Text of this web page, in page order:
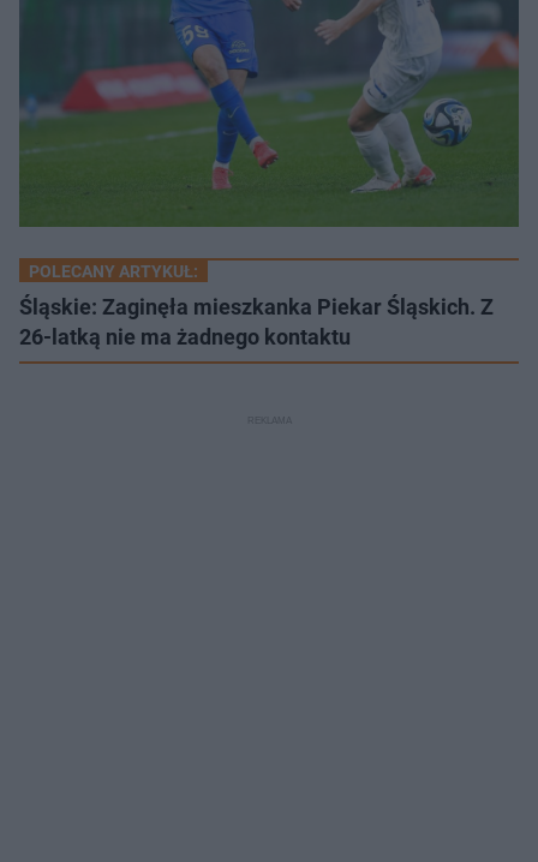
POLECANY ARTYKUŁ:
Śląskie: Zaginęła mieszkanka Piekar Śląskich. Z
26-latką nie ma żadnego kontaktu